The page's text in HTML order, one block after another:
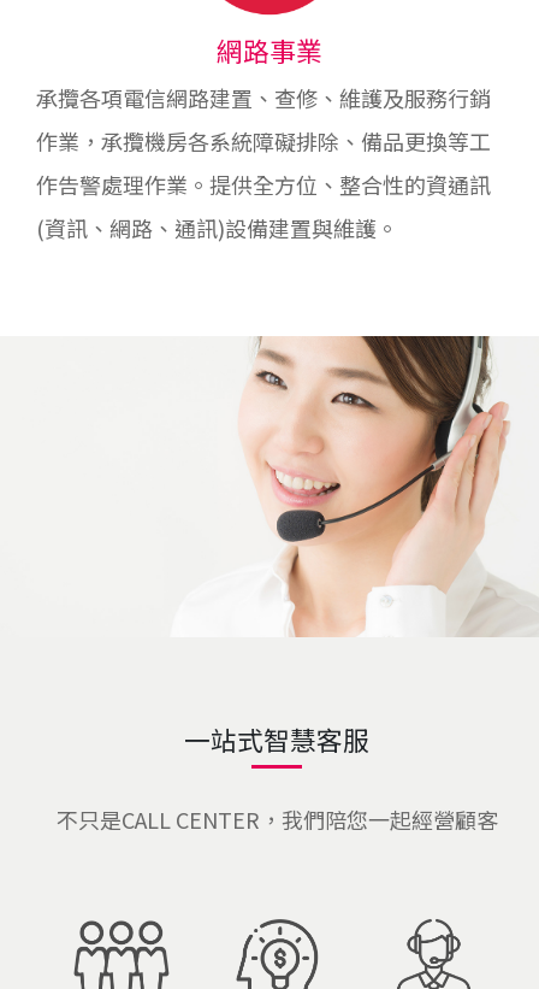
網路事業
承攬各項電信網路建置、查修、維護及服務行銷
作業，承攬機房各系統障礙排除、備品更換等工
作告警處理作業。提供全方位、整合性的資通訊
(資訊、網路、通訊)設備建置與維護。
一站式智慧客服
不只是CALL CENTER，我們陪您一起經營顧客